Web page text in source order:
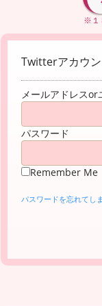
※１
Twitterアカウ
メールアドレスor
パスワード
Remember Me
パスワードを忘れてし